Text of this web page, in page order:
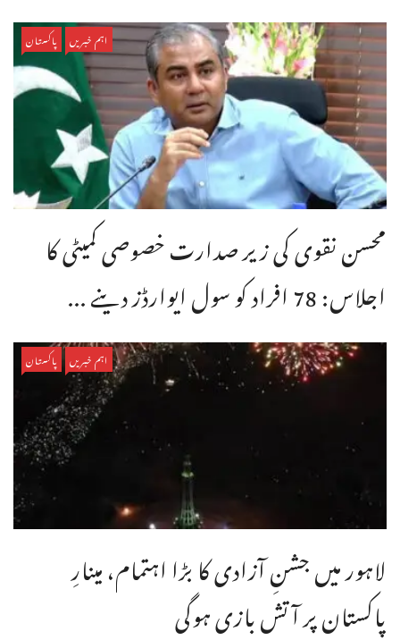
اہم خبریں پاکستان
محسن نقوی کی زیر صدارت خصوصی کمیٹی کا
اجلاس: 78 افراد کو سول ایوارڈز دینے ...
اہم خبریں پاکستان
لاہور میں جشنِ آزادی کا بڑا اہتمام، مینارِ
پاکستان پر آتش بازی ہوگی